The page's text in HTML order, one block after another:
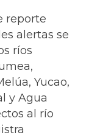
reporte
alertas se
ríos
Yucao,
y Agua
al río